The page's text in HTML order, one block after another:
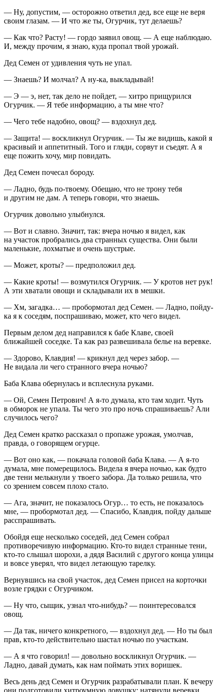
— Ну, допустим, — осторожно ответил дед, все еще не веря
своим глазам. — И что же ты, Огурчик, тут делаешь?
— Как что? Расту! — гордо заявил овощ. — А еще наблюдаю.
И, между прочим, я знаю, куда пропал твой урожай.
Дед Семен от удивления чуть не упал.
— Знаешь? И молчал? А ну-ка, выкладывай!
— Э — э, нет, так дело не пойдет, — хитро прищурился
Огурчик. — Я тебе информацию, а ты мне что?
— Чего тебе надобно, овощ? — вздохнул дед.
— Защита! — воскликнул Огурчик. — Ты же видишь, какой я
красивый и аппетитный. Того и гляди, сорвут и съедят. А я
еще пожить хочу, мир повидать.
Дед Семен почесал бороду.
— Ладно, будь по-твоему. Обещаю, что не трону тебя
и другим не дам. А теперь говори, что знаешь.
Огурчик довольно улыбнулся.
— Вот и славно. Значит, так: вчера ночью я видел, как
на участок пробрались два странных существа. Они были
маленькие, лохматые и очень шустрые.
— Может, кроты? — предположил дед.
— Какие кроты! — возмутился Огурчик. — У кротов нет рук!
А эти хватали овощи и складывали их в мешки.
— Хм, загадка… — пробормотал дед Семен. — Ладно, пойду-
ка я к соседям, поспрашиваю, может, кто чего видел.
Первым делом дед направился к бабе Клаве, своей
ближайшей соседке. Та как раз развешивала белье на веревке.
— Здорово, Клавдия! — крикнул дед через забор. —
Не видала ли чего странного вчера ночью?
Баба Клава обернулась и всплеснула руками.
— Ой, Семен Петрович! А я-то думала, кто там ходит. Чуть
в обморок не упала. Ты чего это про ночь спрашиваешь? Али
случилось чего?
Дед Семен кратко рассказал о пропаже урожая, умолчав,
правда, о говорящем огурце.
— Вот оно как, — покачала головой баба Клава. — А я-то
думала, мне померещилось. Видела я вчера ночью, как будто
две тени мелькнули у твоего забора. Да только решила, что
со зрением совсем плохо стало.
— Ага, значит, не показалось Огур… то есть, не показалось
мне, — пробормотал дед. — Спасибо, Клавдия, пойду дальше
расспрашивать.
Обойдя еще несколько соседей, дед Семен собрал
противоречивую информацию. Кто-то видел странные тени,
кто-то слышал шорохи, а дядя Василий с другого конца улицы
и вовсе уверял, что видел летающую тарелку.
Вернувшись на свой участок, дед Семен присел на корточки
возле грядки с Огурчиком.
— Ну что, сыщик, узнал что-нибудь? — поинтересовался
овощ.
— Да так, ничего конкретного, — вздохнул дед. — Но ты был
прав, кто-то действительно шастал ночью по участкам.
— А я что говорил! — довольно воскликнул Огурчик. —
Ладно, давай думать, как нам поймать этих воришек.
Весь день дед Семен и Огурчик разрабатывали план. К вечеру
они подготовили хитроумную ловушку: натянули веревки